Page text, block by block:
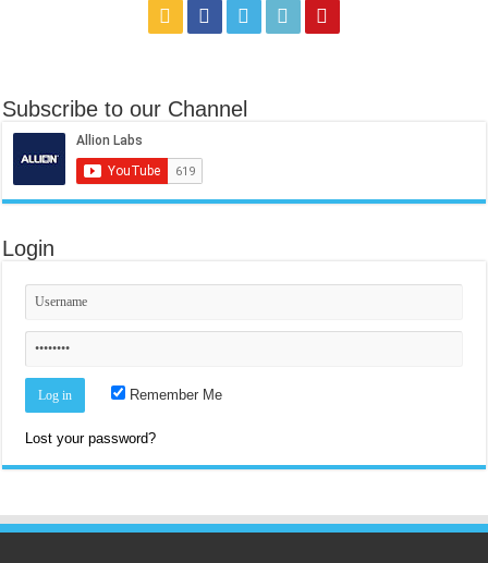
Subscribe to our Channel
Login
Remember Me
Lost your password?